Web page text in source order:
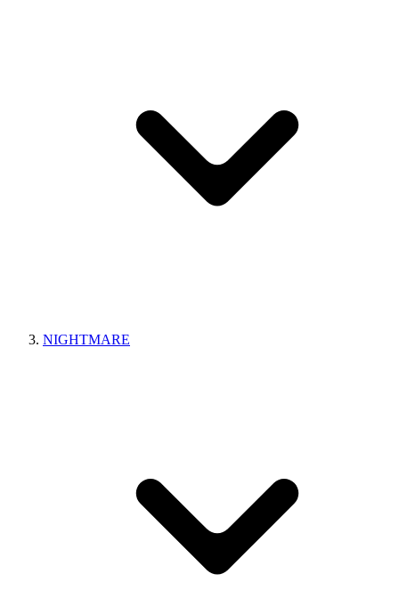
NIGHTMARE